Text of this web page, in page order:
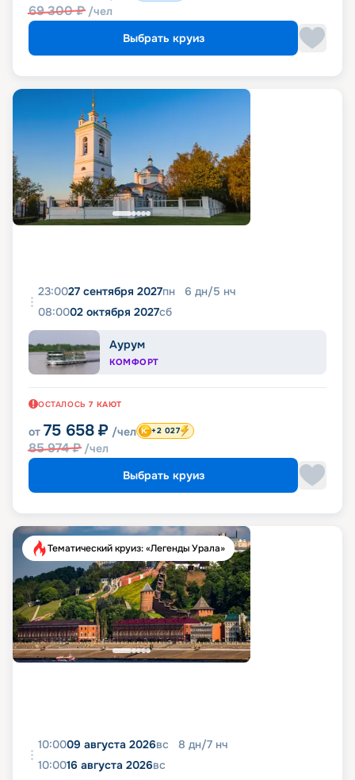
69 300₽ /чел
Выбрать круиз
23:0027 сентября 2027пн 6 дн/5 нч
08:0002 октября 2027сб
Аурум
КОМФОРТ
ОСТАЛОСЬ 7 КАЮТ
от 75 658 ₽ /чел
85 974₽ /чел
+2 027
Выбрать круиз
Тематический круиз: «Легенды Урала»
10:0009 августа 2026вс 8 дн/7 нч
10:0016 августа 2026вс